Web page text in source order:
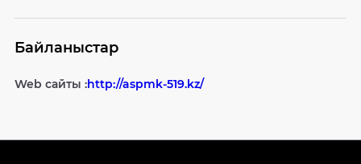
Байланыстар
Web сайты :http://aspmk-519.kz/